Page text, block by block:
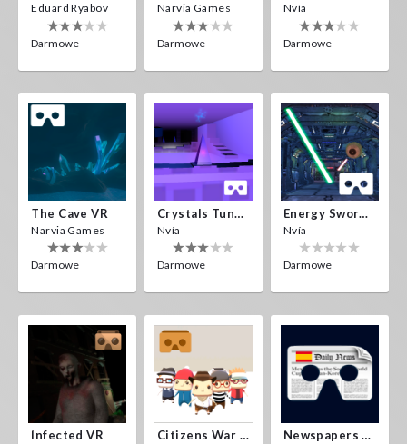
Eduard Ryabov
Darmowe
Narvia Games
Darmowe
Nvía
Darmowe
The Cave VR
Narvia Games
Darmowe
Crystals Tunnel VR
Nvía
Darmowe
Energy Sword VR
Nvía
Darmowe
Infected VR Citizens War VR Newspapers Spain VR